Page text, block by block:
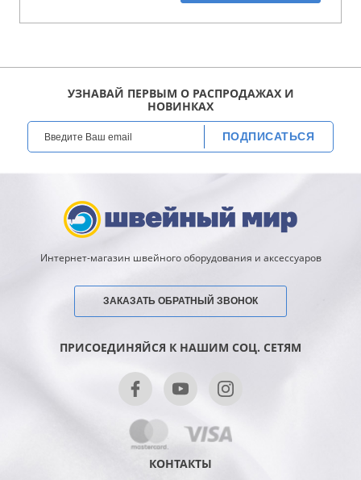
УЗНАВАЙ ПЕРВЫМ О РАСПРОДАЖАХ И
НОВИНКАХ
ПОДПИСАТЬСЯ
Интернет-магазин швейного оборудования и аксессуаров
ЗАКАЗАТЬ ОБРАТНЫЙ ЗВОНОК
ПРИСОЕДИНЯЙСЯ К НАШИМ СОЦ. СЕТЯМ
КОНТАКТЫ